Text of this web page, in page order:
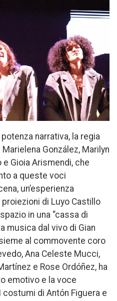
narrativa, la regia
González, Marilyn
e Gioia Arismendi, che
a queste voci
un’esperienza
di Luyo Castillo
in una “cassa di
musica dal vivo di Gian
al commovente coro
Ana Celeste Mucci,
e Rose Ordóñez, ha
emotivo e la voce
di Antón Figuera e